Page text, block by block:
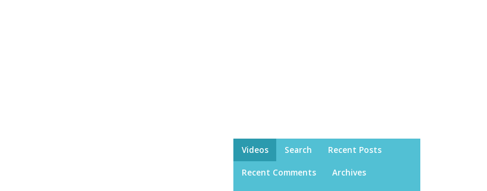
Videos Search Recent Posts
Recent Comments Archives